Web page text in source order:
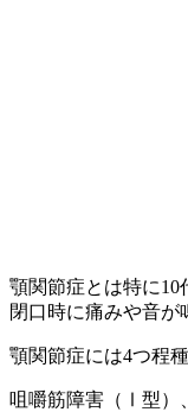
顎関節症とは特に10
閉口時に痛みや音が
顎関節症には4つ程
咀嚼筋障害（Ⅰ型）